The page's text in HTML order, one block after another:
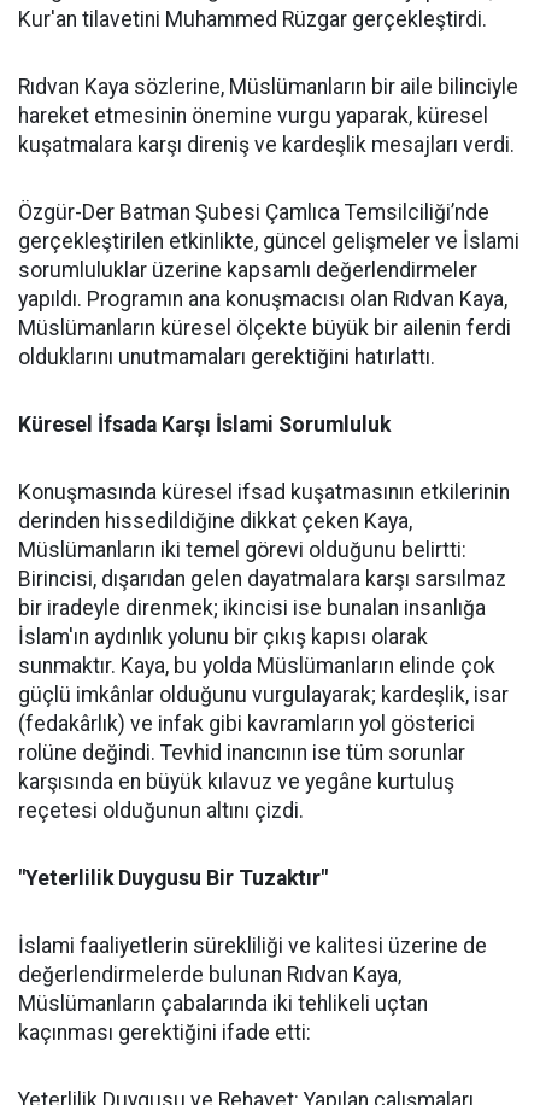
Kur'an tilavetini Muhammed Rüzgar gerçekleştirdi.
Rıdvan Kaya sözlerine, Müslümanların bir aile bilinciyle
hareket etmesinin önemine vurgu yaparak, küresel
kuşatmalara karşı direniş ve kardeşlik mesajları verdi.
Özgür-Der Batman Şubesi Çamlıca Temsilciliği’nde
gerçekleştirilen etkinlikte, güncel gelişmeler ve İslami
sorumluluklar üzerine kapsamlı değerlendirmeler
yapıldı. Programın ana konuşmacısı olan Rıdvan Kaya,
Müslümanların küresel ölçekte büyük bir ailenin ferdi
olduklarını unutmamaları gerektiğini hatırlattı.
Küresel İfsada Karşı İslami Sorumluluk
Konuşmasında küresel ifsad kuşatmasının etkilerinin
derinden hissedildiğine dikkat çeken Kaya,
Müslümanların iki temel görevi olduğunu belirtti:
Birincisi, dışarıdan gelen dayatmalara karşı sarsılmaz
bir iradeyle direnmek; ikincisi ise bunalan insanlığa
İslam'ın aydınlık yolunu bir çıkış kapısı olarak
sunmaktır. Kaya, bu yolda Müslümanların elinde çok
güçlü imkânlar olduğunu vurgulayarak; kardeşlik, isar
(fedakârlık) ve infak gibi kavramların yol gösterici
rolüne değindi. Tevhid inancının ise tüm sorunlar
karşısında en büyük kılavuz ve yegâne kurtuluş
reçetesi olduğunun altını çizdi.
"Yeterlilik Duygusu Bir Tuzaktır"
İslami faaliyetlerin sürekliliği ve kalitesi üzerine de
değerlendirmelerde bulunan Rıdvan Kaya,
Müslümanların çabalarında iki tehlikeli uçtan
kaçınması gerektiğini ifade etti:
Yeterlilik Duygusu ve Rehavet: Yapılan çalışmaları